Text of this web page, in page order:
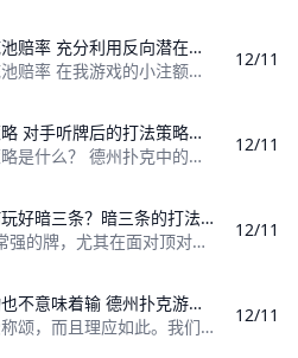
充分利用反向潜在底池赔率 充分利用反向潜在底池赔率
充分利用反向潜在底池赔率 在我游戏的小注额级别，绝大多数牌手都玩得松而被动，而不是松而激进。因为这种牌局满是休闲牌手，这种普遍玩得松的现象是可
12/11
对手听牌后的打法策略 对手听牌后的打法策略是什么？
对手听牌后的打法策略是什么？ 德州扑克中的一个最讨厌的事情就是——发牌完成了一手听牌，而你没有拿到那个听牌。这篇短文提供的建议将帮你使这种体验
12/11
德州扑克游戏中如何玩好暗三条？暗三条的打法是什么？ 德州扑克暗三条的打法是什么？
暗三条（Set）是非常强的牌，尤其在面对顶对、高对或两对这种成牌时。不过，面对听牌时，它们的表现会不如顶对或高对，因为放弃暗三会难得多。 想要
12/11
激进不等于赢，被动也不意味着输 德州扑克游戏中的激进不代表一定会赢，被动也不代表一定会输。
侵略性在德扑中备受称颂，而且理应如此。我们初入门时被教导的第一件事，是避免跛入和用太宽的范围跟注——两者都是被动玩法。因此，紧凶ABC玩法的
12/11